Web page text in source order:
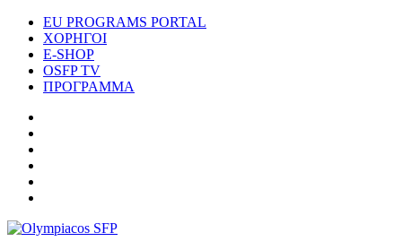
EU PROGRAMS PORTAL
ΧΟΡΗΓΟΙ
E-SHOP
OSFP TV
ΠΡΟΓΡΑΜΜΑ